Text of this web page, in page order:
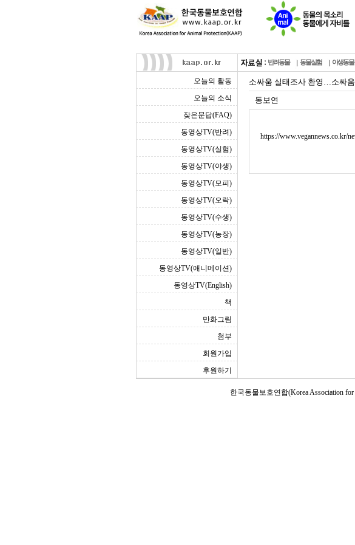
반려동물 동물실험 야생동물
오늘의 활동
오늘의 소식
잦은문답(FAQ)
동영상TV(반려)
동영상TV(실험)
동영상TV(야생)
동영상TV(모피)
동영상TV(오락)
동영상TV(수생)
동영상TV(농장)
동영상TV(일반)
동영상TV(애니메이션)
동영상TV(English)
책
만화그림
첨부
회원가입
후원하기
소싸움 실태조사 환영…소싸
동보연
https://www.vegannews.co.kr/
한국동물보호연합(Korea Association